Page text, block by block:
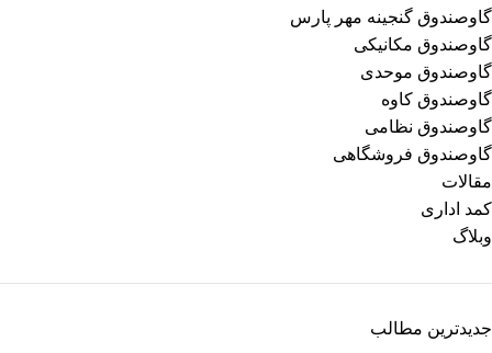
گاوصندوق گنجینه مهر پارس
گاوصندوق مکانیکی
گاوصندوق موحدی
گاوصندوق کاوه
گاوصندوق نظامی
گاوصندوق فروشگاهی
مقالات
کمد اداری
وبلاگ
جدیدترین مطالب